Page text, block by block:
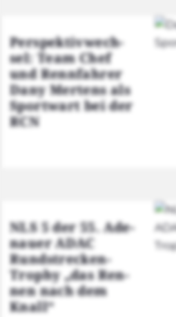
Per­spek­tiv­wech­
sel: Team Chef
und Renn­fah­rer
Dany Mer­tens als
Sport­wart bei der
RCN
NLS 5 der 55. Ade­
nau­er ADAC
Rund­stre­cken-
Tro­phy „das Ren­
nen nach dem
Knall“